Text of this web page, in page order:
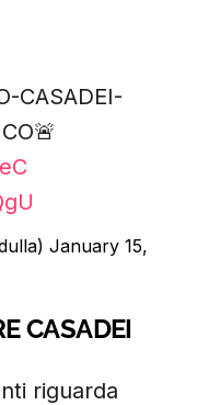
CASADEI-
January 15,
CASADEI
riguarda